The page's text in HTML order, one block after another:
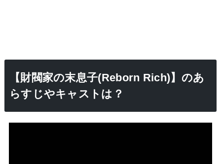
【財閥家の末息子(Reborn Rich)】のあ
らすじやキャストは？